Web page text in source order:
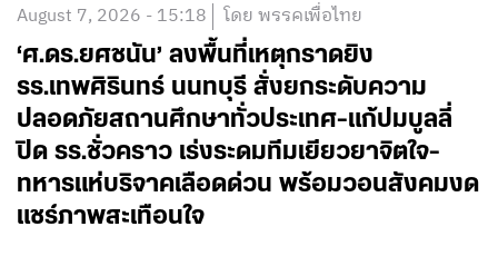
August 7, 2026 - 15:18 โดย พรรคเพื่อไทย
‘ศ.ดร.ยศชนัน’ ลงพื้นที่เหตุกราดยิง
รร.เทพศิรินทร์ นนทบุรี สั่งยกระดับความ
ปลอดภัยสถานศึกษาทั่วประเทศ-แก้ปมบูลลี่
ปิด รร.ชั่วคราว เร่งระดมทีมเยียวยาจิตใจ-
ทหารแห่บริจาคเลือดด่วน พร้อมวอนสังคมงด
แชร์ภาพสะเทือนใจ